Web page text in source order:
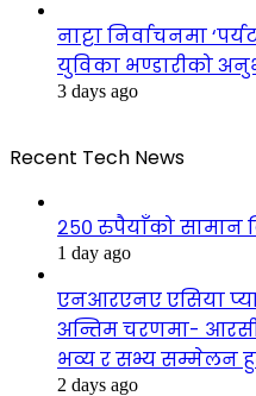
नाट्टा निर्वाचनमा
युविका भण्डारीको
3 days ago
Recent Tech News
२५० रुपैयाँको सामान
1 day ago
एनआरएनए एसिया
अन्तिम चरणमा-
भव्य र सभ्य सम्मेलन
2 days ago